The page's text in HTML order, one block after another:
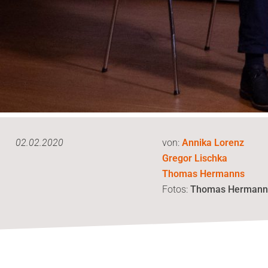
02.02.2020 von:Annika Lorenz
Gregor Lischka
Thomas Hermanns
Fotos:Thomas